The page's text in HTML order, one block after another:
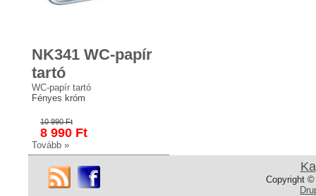
NK341 WC-papír
tartó
WC-papír tartó
Fényes króm
10 990 Ft
8 990 Ft
Tovább »
Copyright ©